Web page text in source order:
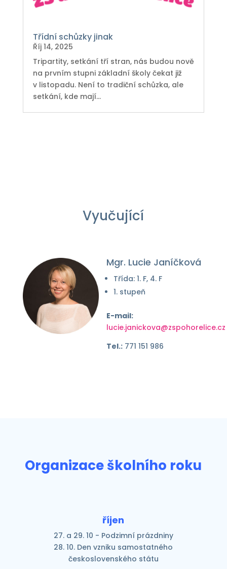
Třídní schůzky jinak
Říj 14, 2025
Tripartity, setkání tří stran, nás budou nově
na prvním stupni základní školy čekat již
v listopadu. Není to tradiční schůzka, ale
setkání, kde mají...
Vyučující
Mgr. Lucie Janíčková
Třída: 1. F, 4. F
1. stupeň
E-mail:
lucie.janickova@zspohorelice.cz
Tel.: 771 151 986
Organizace školního roku
říjen
27. a 29. 10 - Podzimní prázdniny
28. 10. Den vzniku samostatného
československého státu